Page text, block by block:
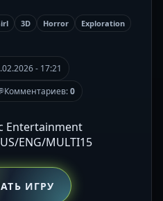
3D Horror
Exploration
- 17:21
Комментариев:0
Entertainment
ENG/MULTI15
ИГРУ